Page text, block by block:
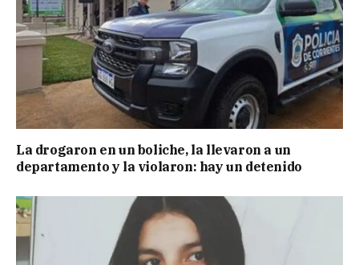
La drogaron en un boliche, la llevaron a un
departamento y la violaron: hay un detenido